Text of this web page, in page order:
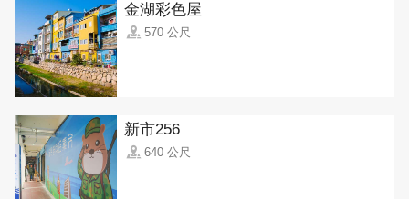
金湖彩色屋
570 公尺
新市256
640 公尺